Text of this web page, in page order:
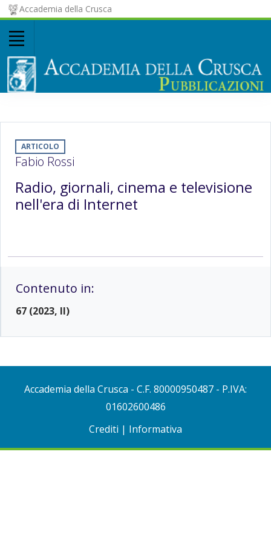
Accademia della Crusca
ARTICOLO
Fabio Rossi
Radio, giornali, cinema e televisione
nell'era di Internet
Contenuto in:
67 (2023, II)
Accademia della Crusca - C.F. 80000950487 - P.IVA:
01602600486
Crediti | Informativa